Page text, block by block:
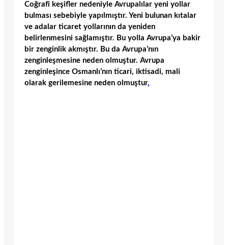
Coğrafi keşifler nedeniyle Avrupalılar yeni yollar
bulması sebebiyle yapılmıştır. Yeni bulunan kıtalar
ve adalar ticaret yollarının da yeniden
belirlenmesini sağlamıştır. Bu yolla Avrupa’ya bakir
bir zenginlik akmıştır. Bu da Avrupa’nın
zenginleşmesine neden olmuştur. Avrupa
zenginleşince Osmanlı’nın ticari, iktisadi, mali
olarak gerilemesine neden olmuştur.